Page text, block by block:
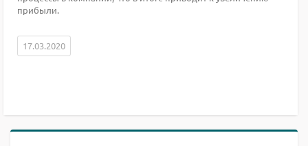
прибыли.
17.03.2020